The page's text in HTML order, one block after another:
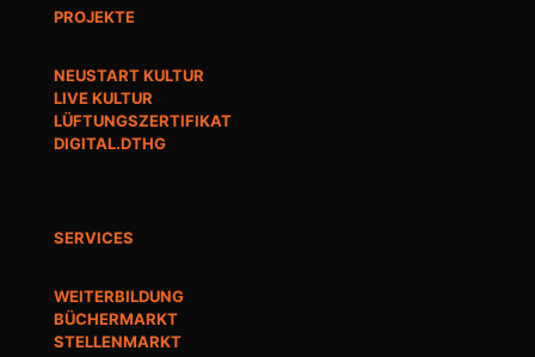
PROJEKTE
NEUSTART KULTUR
LIVE KULTUR
LÜFTUNGSZERTIFIKAT
DIGITAL.DTHG
SERVICES
WEITERBILDUNG
BÜCHERMARKT
STELLENMARKT